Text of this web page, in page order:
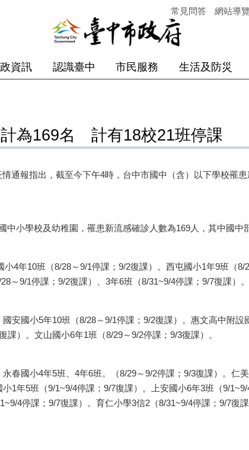
常見問答 網站導
資訊 認識臺中 市民服務 生活及防災
為169名 計有18校21班停課
報指出，截至今下午4時，台中市國中（含）以下學校罹
小學校及幼稚園，罹患新流感確診人數為169人，其中國中
年10班（8/28～9/1停課；9/2復課）。西屯國小1年9班（8/
～9/1停課；9/2復課）、3年6班（8/31~9/4停課；9/7復課）。
國小5年10班（8/28～9/1停課；9/2復課）。惠文高中附設
）。文山國小6年1班（8/29～9/2停課；9/3復課）。
國小4年5班、4年6班。（8/29～9/2停課；9/3復課）。仁
1年5班（9/1~9/4停課；9/7復課）。上安國小6年3班（9/
4停課；9/7復課）。育仁小學3信2（8/31~9/4停課；9/7復